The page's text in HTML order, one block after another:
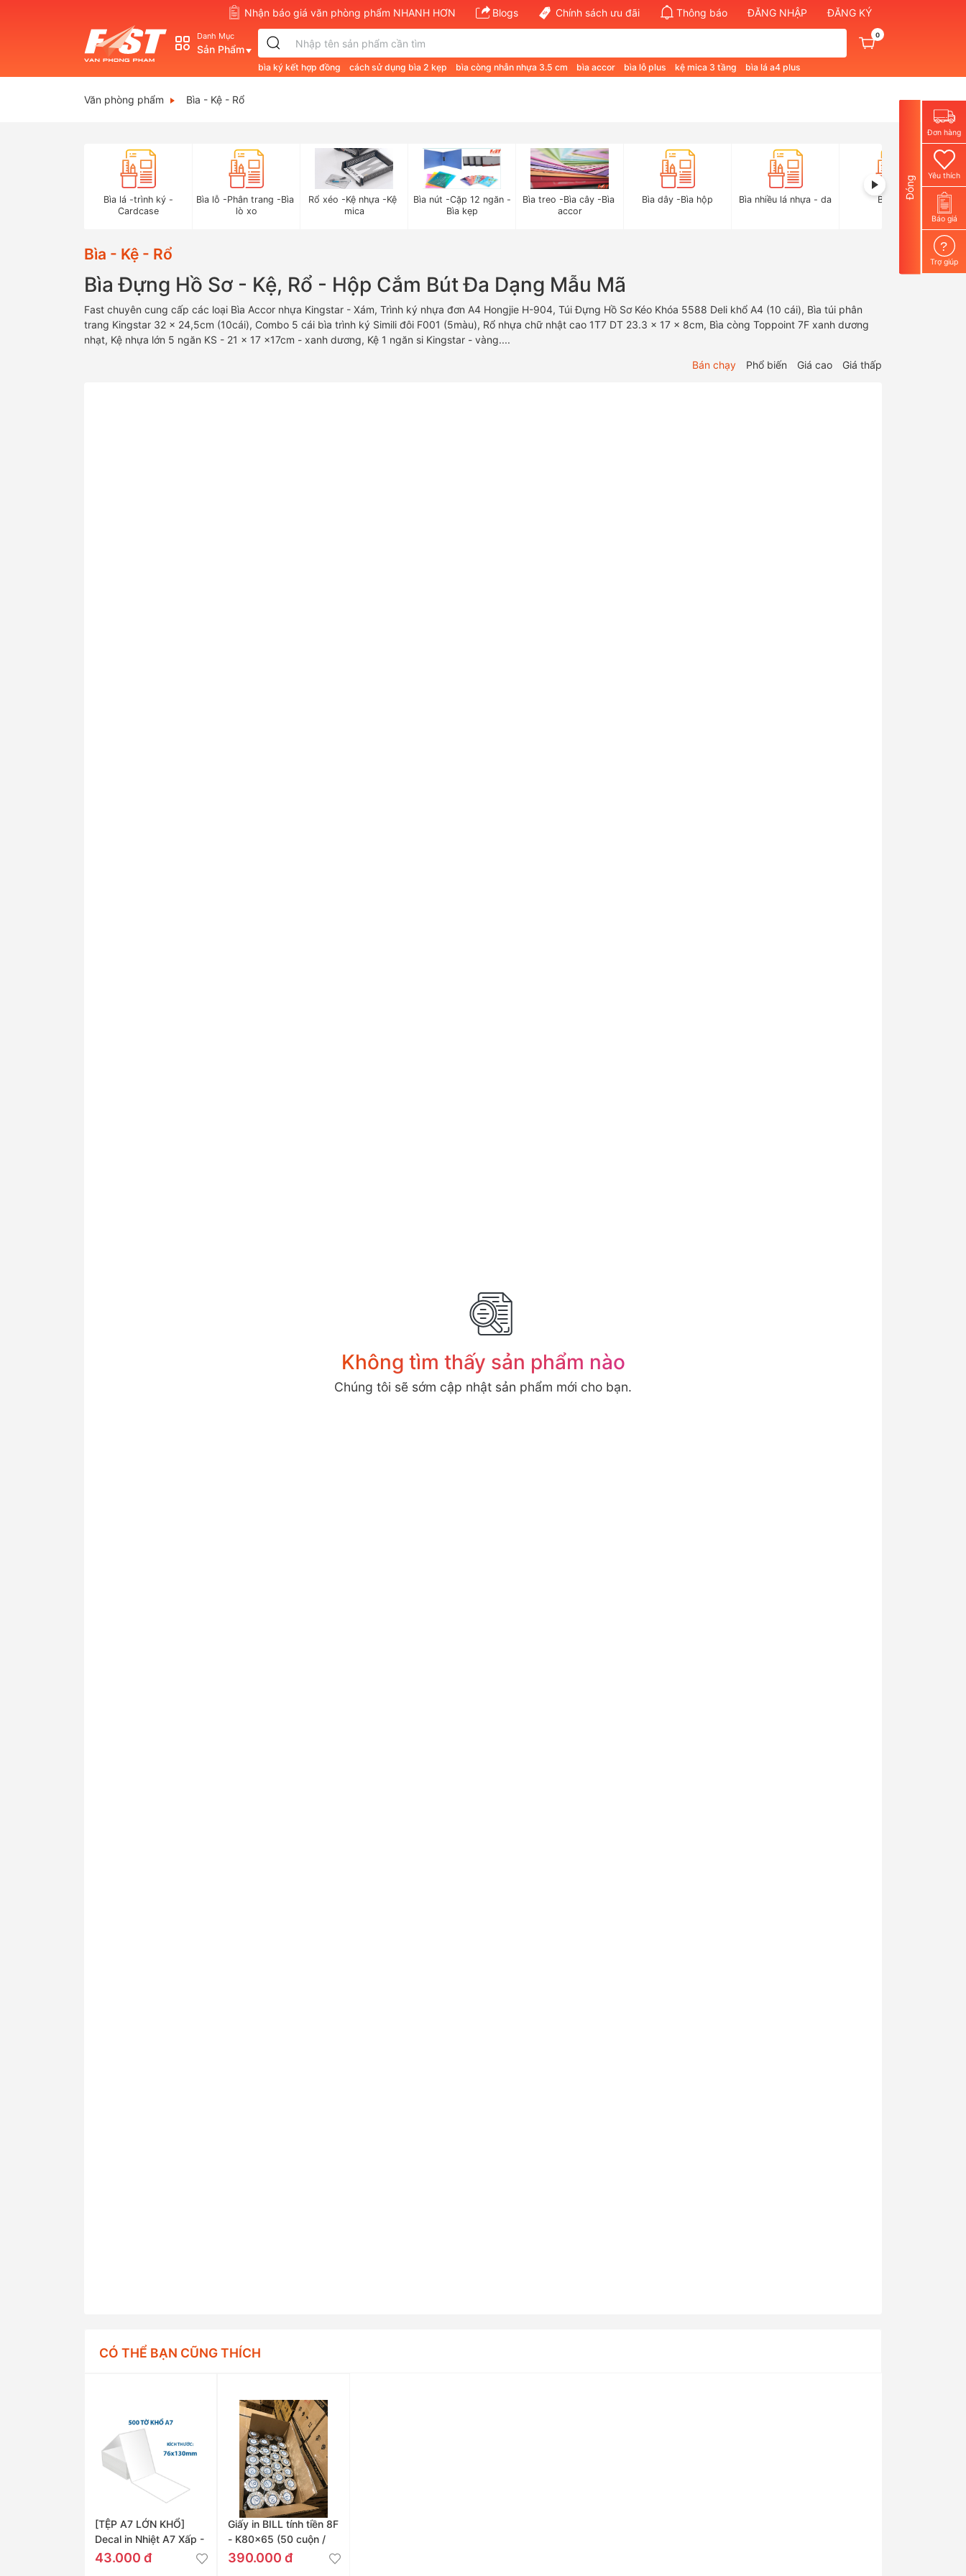
Nhận báo giá văn phòng phẩm NHANH HƠN Blogs Chính sách ưu đãi Thông báo ĐĂNG NHẬP ĐĂNG KÝ
Danh Mục
Sản Phẩm
bìa ký kết hợp đồng cách sử dụng bìa 2 kẹp bìa còng nhẫn nhựa 3.5 cm bìa accor bìa lỗ plus kệ mica 3 tầng bìa lá a4 plus
0
Văn phòng phẩm Bìa - Kệ - Rổ
Bìa lá -trình ký -
Cardcase
Bìa lỗ -Phân trang -Bìa
lò xo
Rổ xéo -Kệ nhựa -Kệ
mica
Bìa nút -Cặp 12 ngăn -
Bìa kẹp
Bìa treo -Bìa cây -Bìa
accor
Bìa dây -Bìa hộp Bìa nhiều lá nhựa - da Bìa thái
Bìa - Kệ - Rổ
Bìa Đựng Hồ Sơ - Kệ, Rổ - Hộp Cắm Bút Đa Dạng Mẫu Mã
Fast chuyên cung cấp các loại Bìa Accor nhựa Kingstar - Xám, Trình ký nhựa đơn A4 Hongjie H-904, Túi Đựng Hồ Sơ Kéo Khóa 5588 Deli khổ A4 (10 cái), Bìa túi phân
trang Kingstar 32 x 24,5cm (10cái), Combo 5 cái bìa trình ký Simili đôi F001 (5màu), Rổ nhựa chữ nhật cao 1T7 DT 23.3 x 17 x 8cm, Bìa còng Toppoint 7F xanh dương
nhạt, Kệ nhựa lớn 5 ngăn KS - 21 x 17 x17cm - xanh dương, Kệ 1 ngăn si Kingstar - vàng....
Bán chạy Phổ biến Giá cao Giá thấp
Không tìm thấy sản phẩm nào
Chúng tôi sẽ sớm cập nhật sản phẩm mới cho bạn.
CÓ THỂ BẠN CŨNG THÍCH
[TỆP A7 LỚN KHỔ]
Decal in Nhiệt A7 Xấp -
76x130mm
43.000 đ
Giấy in BILL tính tiền 8F
- K80x65 (50 cuộn /
Thùng)
390.000 đ
Đóng
Đơn hàng
Yêu thích
Báo giá
?
Trợ giúp